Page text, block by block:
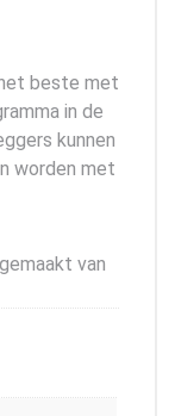
beste met
in de
kunnen
worden met
van